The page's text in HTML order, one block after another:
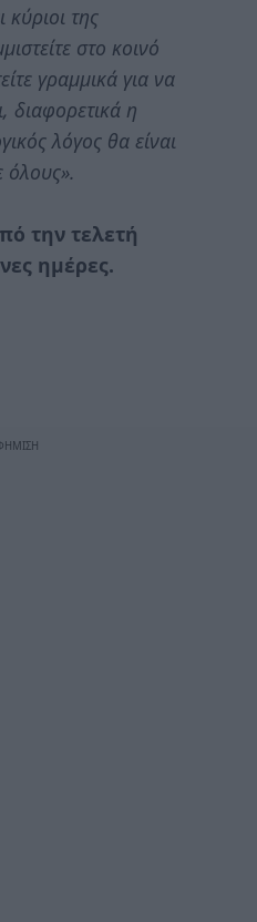
κύριοι της
στο κοινό
γραμμικά για να
διαφορετικά η
λόγος θα είναι
όλους».
την τελετή
ημέρες.